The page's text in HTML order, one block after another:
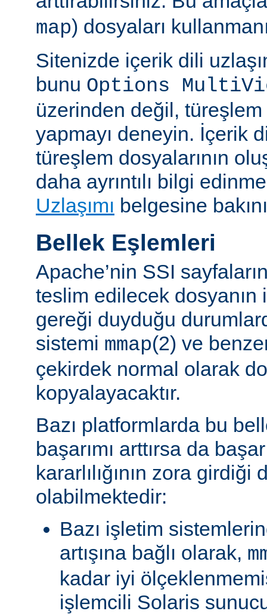
map) dosyaları
Sitenizde içerik dili
bunu Options
üzerinden değil,
yapmayı deneyin. İçerik
türeşlem dosyalarının
daha ayrıntılı bilgi
Uzlaşımı belgesine
Bellek Eşlemleri
Apache’nin SSI
teslim edilecek dosyanın
gereği duyduğu
sistemi mmap(2) ve
çekirdek normal olarak
kopyalayacaktır.
Bazı platformlarda bu
başarımı arttırsa da
kararlılığının zora girdiği
olabilmektedir:
Bazı işletim
artışına bağlı olarak,
kadar iyi
işlemcili Solaris